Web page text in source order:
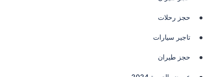
حجز رحلات
تاجير سيارات
حجز طيران